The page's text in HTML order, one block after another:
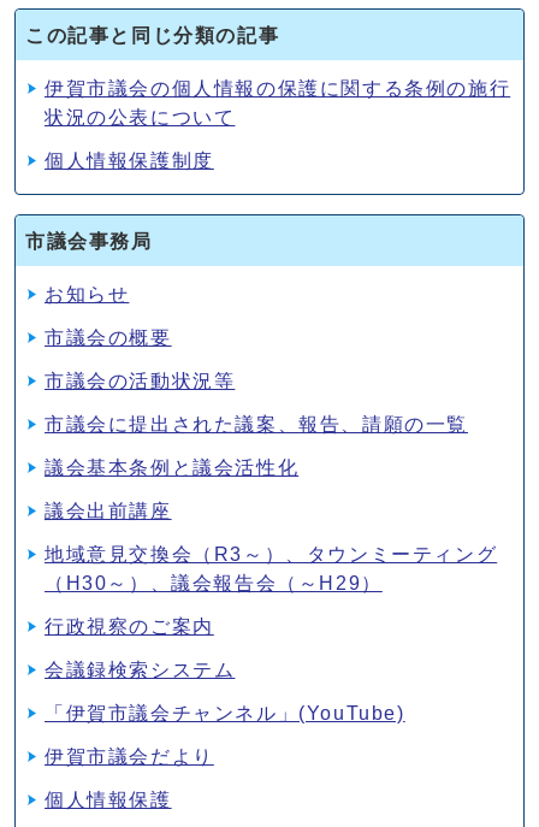
この記事と同じ分類の記事
伊賀市議会の個人情報の保護に関する条例の施行
状況の公表について
個人情報保護制度
市議会事務局
お知らせ
市議会の概要
市議会の活動状況等
市議会に提出された議案、報告、請願の一覧
議会基本条例と議会活性化
議会出前講座
地域意見交換会（R3～）、タウンミーティング
（H30～）、議会報告会（～H29）
行政視察のご案内
会議録検索システム
「伊賀市議会チャンネル」(YouTube)
伊賀市議会だより
個人情報保護